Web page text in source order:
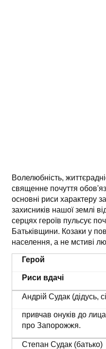
Волелюбність,
священне почуття
основні риси характеру
захисників нашої землі
серцях героїв пульсує
Батьківщини. Козаки у
населення, а не мстиві
Герой
Риси вдачі
Андрій Судак (дідусь,
привчав онуків до
про Запорожжя.
Степан Судак (батько)